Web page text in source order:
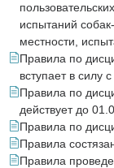
испытаний
местности,
Правила по
вступает в силу
Правила по
действует до
Правила по
Правила
Правила